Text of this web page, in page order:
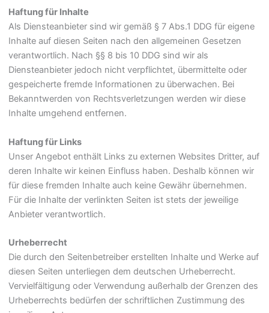
Haftung für Inhalte
Als Diensteanbieter sind wir gemäß § 7 Abs.1 DDG für eigene
Inhalte auf diesen Seiten nach den allgemeinen Gesetzen
verantwortlich. Nach §§ 8 bis 10 DDG sind wir als
Diensteanbieter jedoch nicht verpflichtet, übermittelte oder
gespeicherte fremde Informationen zu überwachen. Bei
Bekanntwerden von Rechtsverletzungen werden wir diese
Inhalte umgehend entfernen.
Haftung für Links
Unser Angebot enthält Links zu externen Websites Dritter, auf
deren Inhalte wir keinen Einfluss haben. Deshalb können wir
für diese fremden Inhalte auch keine Gewähr übernehmen.
Für die Inhalte der verlinkten Seiten ist stets der jeweilige
Anbieter verantwortlich.
Urheberrecht
Die durch den Seitenbetreiber erstellten Inhalte und Werke auf
diesen Seiten unterliegen dem deutschen Urheberrecht.
Vervielfältigung oder Verwendung außerhalb der Grenzen des
Urheberrechts bedürfen der schriftlichen Zustimmung des